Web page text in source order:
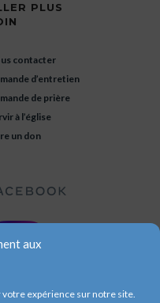
aux
expérience sur notre site.
PLUS
contacter
d’entretien
de prière
à l’église
un don